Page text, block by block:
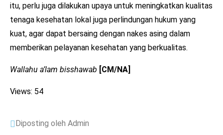
itu, perlu juga dilakukan upaya untuk meningkatkan kualitas
tenaga kesehatan lokal juga perlindungan hukum yang
kuat, agar dapat bersaing dengan nakes asing dalam
memberikan pelayanan kesehatan yang berkualitas.
Wallahu a’lam bisshawab [CM/NA]
Views: 54
Diposting oleh Admin